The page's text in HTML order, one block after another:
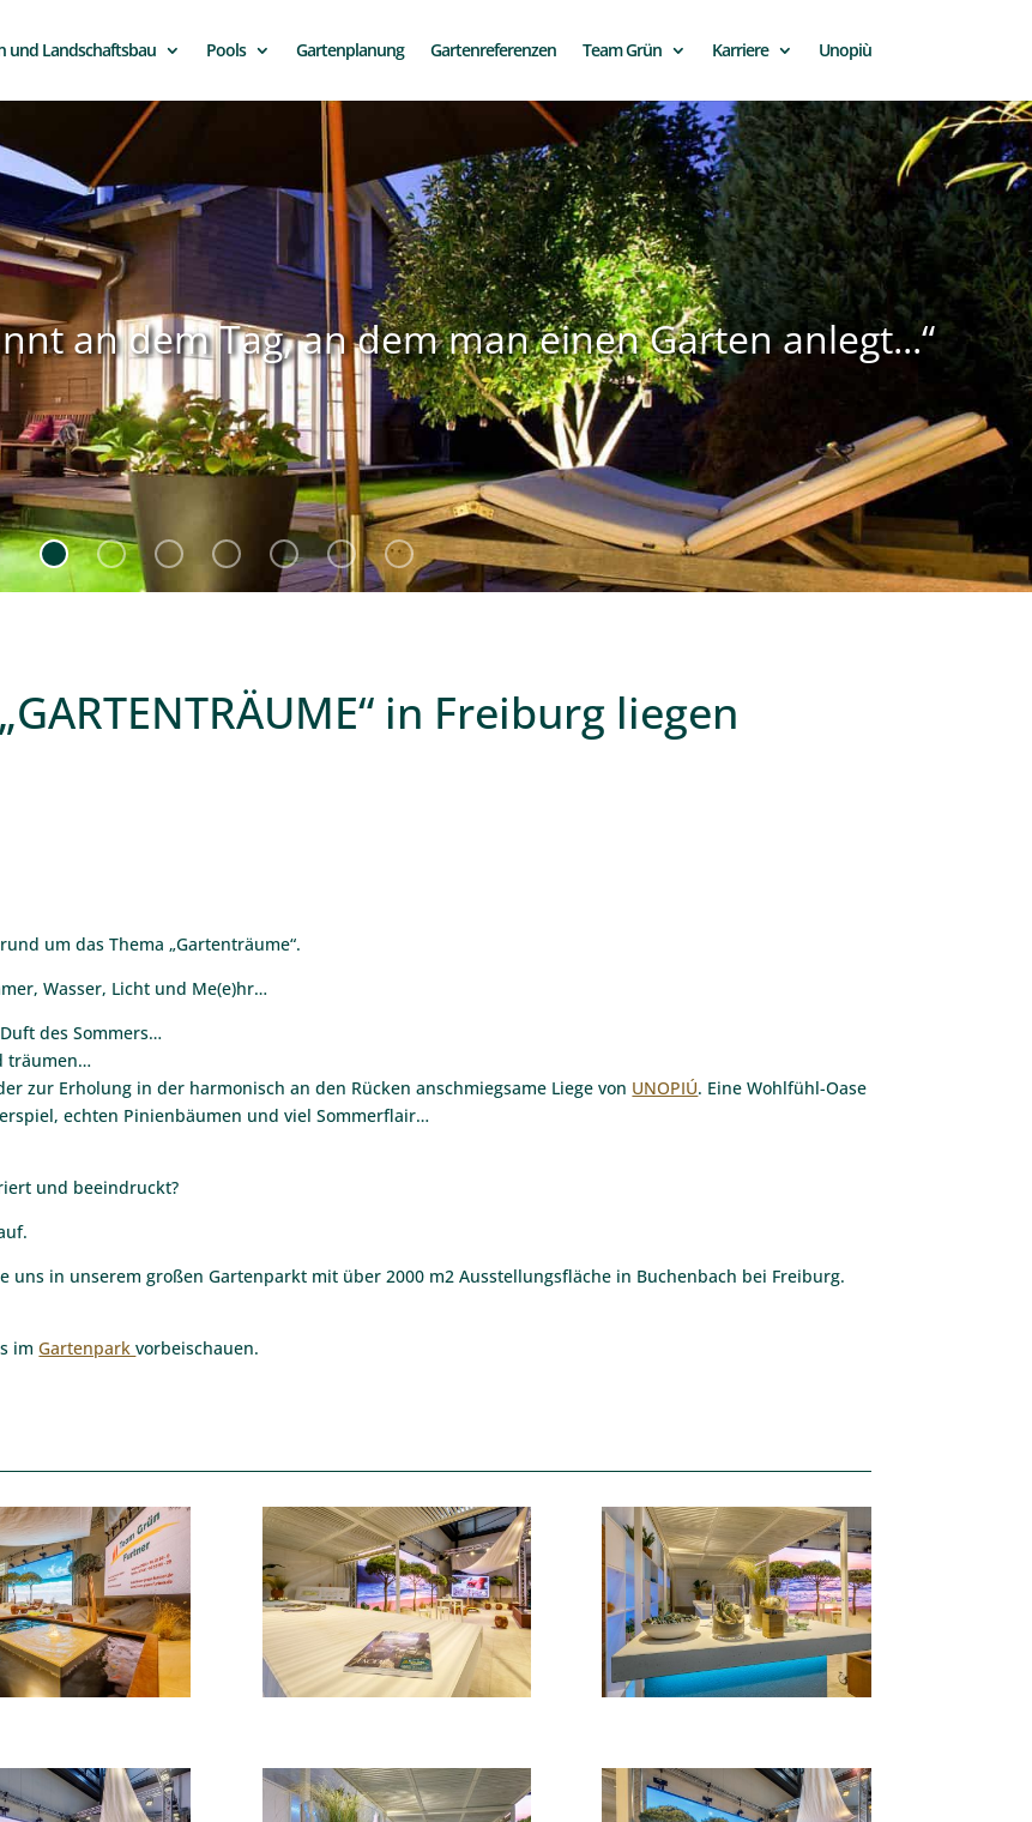
und Landschaftsbau Pools Gartenplanung Gartenreferenzen Team Grün Karriere Unopiù
an dem Tag, an dem man einen Garten anlegt...“
in Freiburg liegen
um das Thema „Gartenträume“.
Wasser, Licht und Me(e)hr…
des Sommers…
träumen…
zur Erholung in der harmonisch an den Rücken anschmiegsame Liege von UNOPIÚ. Eine Wohlfühl-Oase
echten Pinienbäumen und viel Sommerflair…
und beeindruckt?
uns in unserem großen Gartenparkt mit über 2000 m2 Ausstellungsfläche in Buchenbach bei Freiburg.
imGartenparkvorbeischauen.